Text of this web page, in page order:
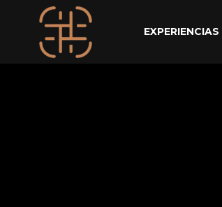
EXPERIENCIAS